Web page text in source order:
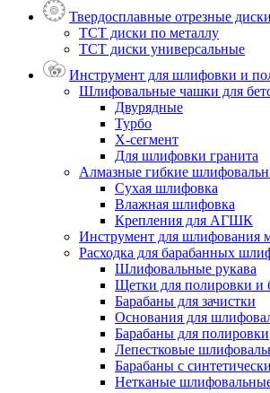
Твердосплавные отрезные диски
ТСТ диски по металлу
ТСТ диски универсальные
Инструмент для шлифовки и
Шлифовальные чашки для
Двурядные
Турбо
Х-сегмент
Для шлифовки гранита
Алмазные гибкие
Cухая шлифовка
Влажная шлифовка
Крепления для АГШК
Инструмент для шлифования
Расходка для барабанных
Шлифовальные рукава
Щетки для полировки и
Барабаны для зачистки
Основания для
Барабаны для полировки
Лепестковые
Барабаны с
Нетканые